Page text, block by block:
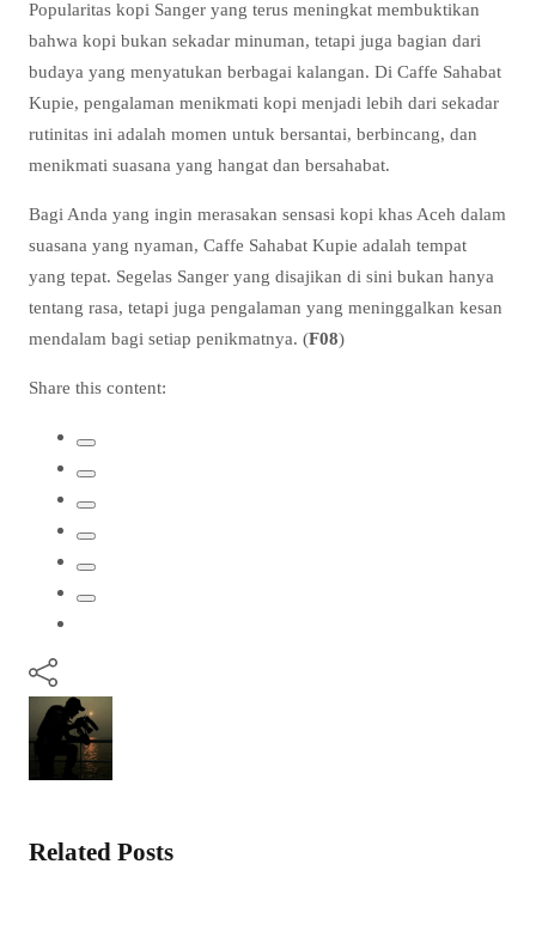
Popularitas kopi Sanger yang terus meningkat membuktikan
bahwa kopi bukan sekadar minuman, tetapi juga bagian dari
budaya yang menyatukan berbagai kalangan. Di Caffe Sahabat
Kupie, pengalaman menikmati kopi menjadi lebih dari sekadar
rutinitas ini adalah momen untuk bersantai, berbincang, dan
menikmati suasana yang hangat dan bersahabat.
Bagi Anda yang ingin merasakan sensasi kopi khas Aceh dalam
suasana yang nyaman, Caffe Sahabat Kupie adalah tempat
yang tepat. Segelas Sanger yang disajikan di sini bukan hanya
tentang rasa, tetapi juga pengalaman yang meninggalkan kesan
mendalam bagi setiap penikmatnya. (F08)
Share this content:
Related Posts